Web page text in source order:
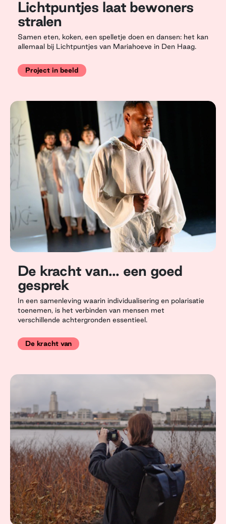
Lichtpuntjes laat bewoners
stralen
Samen eten, koken, een spelletje doen en dansen: het kan
allemaal bij Lichtpuntjes van Mariahoeve in Den Haag.
Project in beeld
De kracht van... een goed
gesprek
In een samenleving waarin individualisering en polarisatie
toenemen, is het verbinden van mensen met
verschillende achtergronden essentieel.
De kracht van